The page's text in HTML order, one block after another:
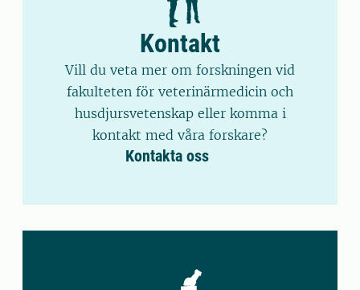
Kontakt
Vill du veta mer om forskningen vid
fakulteten för veterinärmedicin och
husdjursvetenskap eller komma i
kontakt med våra forskare?
Kontakta oss